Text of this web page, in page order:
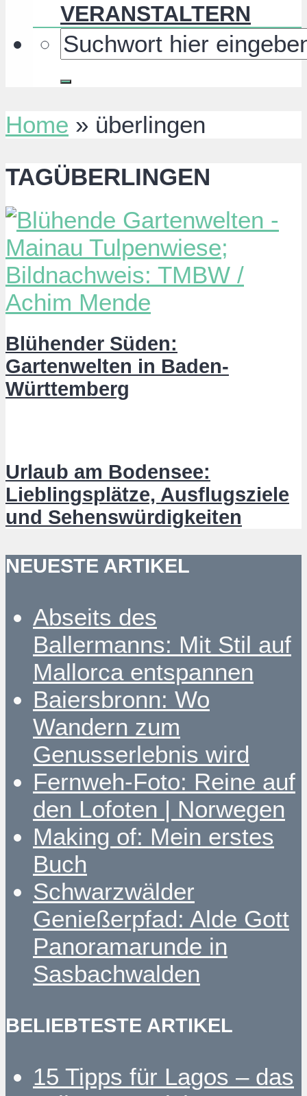
VERANSTALTERN
Home » überlingen
TAGÜBERLINGEN
Blühender Süden:
Gartenwelten in Baden-
Württemberg
Urlaub am Bodensee:
Lieblingsplätze, Ausflugsziele
und Sehenswürdigkeiten
NEUESTE ARTIKEL
Abseits des
Ballermanns: Mit Stil auf
Mallorca entspannen
Baiersbronn: Wo
Wandern zum
Genusserlebnis wird
Fernweh-Foto: Reine auf
den Lofoten | Norwegen
Making of: Mein erstes
Buch
Schwarzwälder
Genießerpfad: Alde Gott
Panoramarunde in
Sasbachwalden
BELIEBTESTE ARTIKEL
15 Tipps für Lagos – das